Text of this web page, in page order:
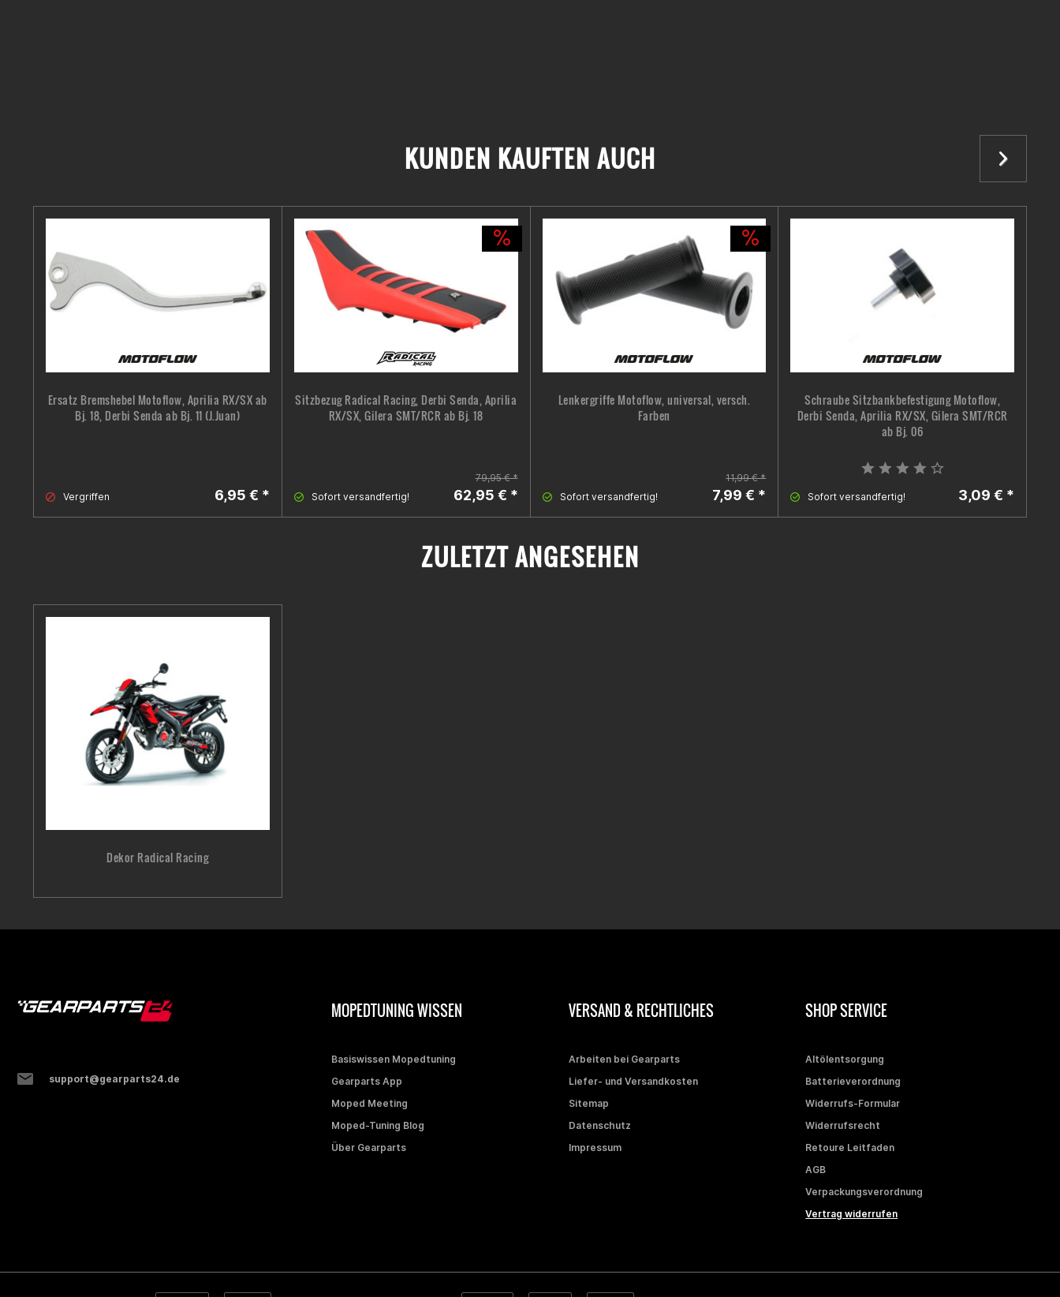
KUNDEN KAUFTEN AUCH
Ersatz Bremshebel Motoflow, Aprilia RX/SX ab
Bj. 18, Derbi Senda ab Bj. 11 (J.Juan)
Vergriffen 6,95 € *
Sitzbezug Radical Racing, Derbi Senda, Aprilia
RX/SX, Gilera SMT/RCR ab Bj. 18
Sofort versandfertig!
79,95 € *
62,95 € *
Lenkergriffe Motoflow, universal, versch.
Farben
Sofort versandfertig!
11,99 € *
7,99 € *
Schraube Sitzbankbefestigung Motoflow,
Derbi Senda, Aprilia RX/SX, Gilera SMT/RCR
ab Bj. 06
Sofort versandfertig! 3,09 € *
ZULETZT ANGESEHEN
Dekor Radical Racing
support@gearparts24.de
MOPEDTUNING WISSEN
Basiswissen Mopedtuning
Gearparts App
Moped Meeting
Moped-Tuning Blog
Über Gearparts
VERSAND & RECHTLICHES
Arbeiten bei Gearparts
Liefer- und Versandkosten
Sitemap
Datenschutz
Impressum
SHOP SERVICE
Altölentsorgung
Batterieverordnung
Widerrufs-Formular
Widerrufsrecht
Retoure Leitfaden
AGB
Verpackungsverordnung
Vertrag widerrufen